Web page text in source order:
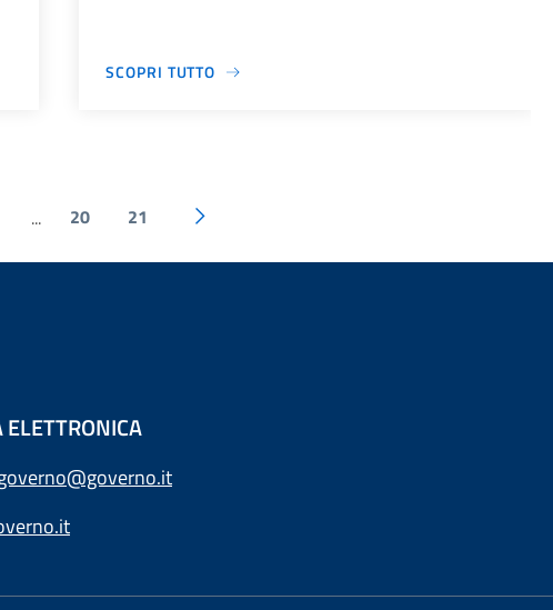
SCOPRI TUTTO
... 20 21